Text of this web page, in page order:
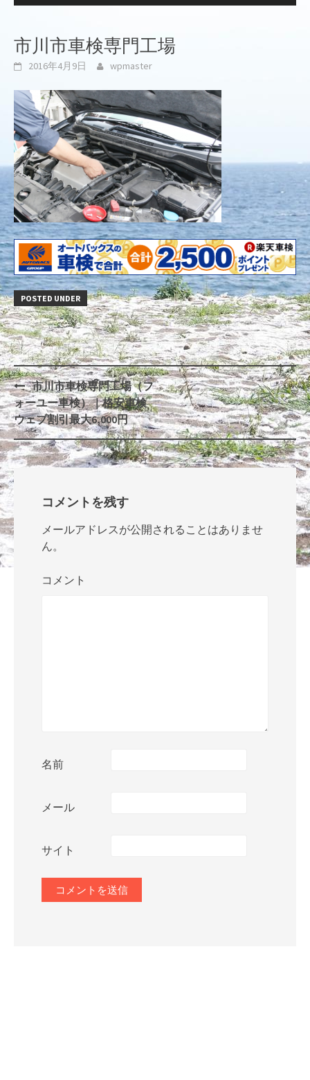
市川市車検専門工場
2016年4月9日 wpmaster
POSTED UNDER
Post
navigation
市川市車検専門工場（フ
ォーユー車検）｜格安車検
ウェブ割引最大6,000円
コメントを残す
メールアドレスが公開されることはありませ
ん。
コメント
名前
メール
サイト